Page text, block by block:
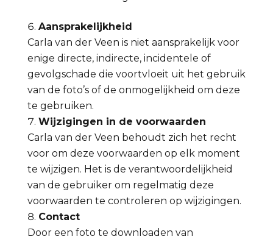
Aansprakelijkheid
Carla van der Veen is niet aansprakelijk voor
enige directe, indirecte, incidentele of
gevolgschade die voortvloeit uit het gebruik
van de foto’s of de onmogelijkheid om deze
te gebruiken.
Wijzigingen in de voorwaarden
Carla van der Veen behoudt zich het recht
voor om deze voorwaarden op elk moment
te wijzigen. Het is de verantwoordelijkheid
van de gebruiker om regelmatig deze
voorwaarden te controleren op wijzigingen.
Contact
Door een foto te downloaden van